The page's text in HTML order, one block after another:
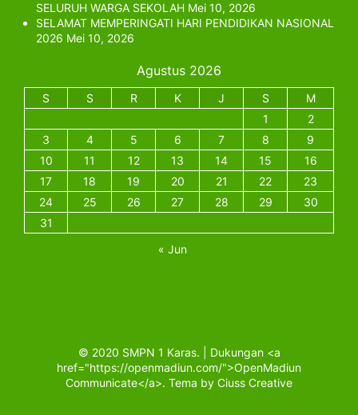
SELURUH WARGA SEKOLAH Mei 10, 2026
SELAMAT MEMPERINGATI HARI PENDIDIKAN NASIONAL
2026 Mei 10, 2026
Agustus 2026
S S R K J S
M
1
2
3
4 5 6 7 8
9
10
11 12 13 14 15
16
17
18 19 20 21 22
23
24
25 26 27 28 29
30
31
« Jun
© 2020 SMPN 1 Karas. | Dukungan <a
href="https://openmadiun.com/">OpenMadiun
Communicate</a>. Tema by Ciuss Creative